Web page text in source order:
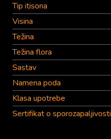
Tip itisona
Visina
Težina
Težina flora
Sastav
Namena poda
Klasa upotrebe
Sertifikat o sporozapaljivosti